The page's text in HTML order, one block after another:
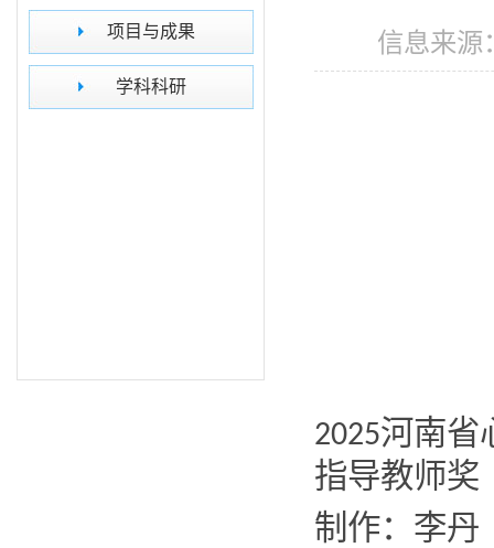
项目与成果
学科科研
信息来
2025河南省
指导教师奖
制作：李丹